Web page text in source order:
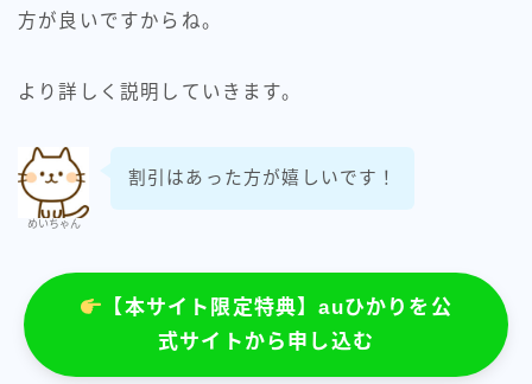
方が良いですからね。
より詳しく説明していきます。
めいちゃん
割引はあった方が嬉しいです！
【本サイト限定特典】auひかりを公
式サイトから申し込む